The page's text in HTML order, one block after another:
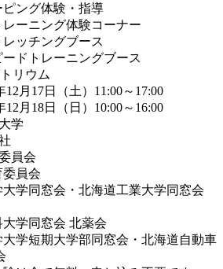
験・指導
体験コーナー
グブース
ニングブース
リウム
17日（土）11:00～17:00
（日）10:00～16:00
学
員会
会
窓会・北海道工業大学同窓会
窓会 北薬会
期大学部同窓会・北海道自動車